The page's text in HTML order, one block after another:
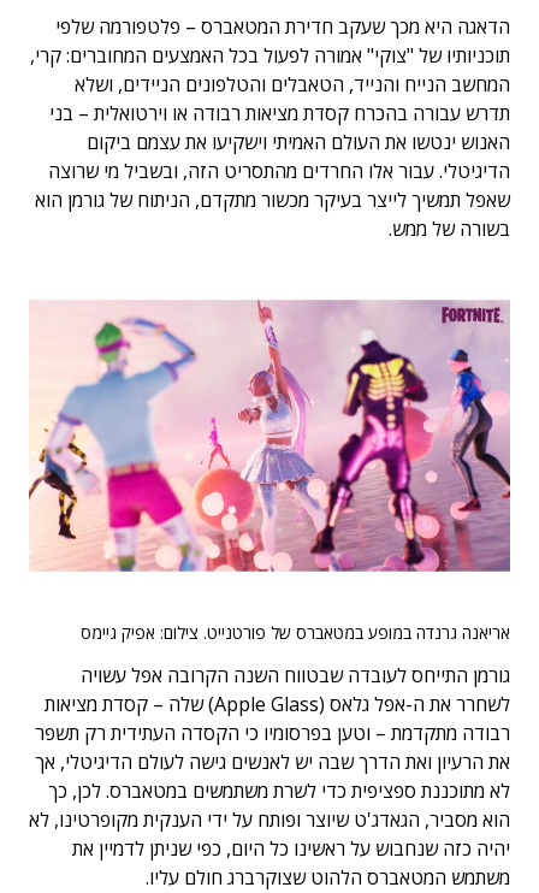
הדאגה היא מכך שעקב חדירת המטאברס – פלטפורמה שלפי
תוכניותיו של "צוקי" אמורה לפעול בכל האמצעים המחוברים: קרי,
המחשב הנייח והנייד, הטאבלים והטלפונים הניידים, ושלא
תדרש עבורה בהכרח קסדת מציאות רבודה או וירטואלית – בני
האנוש ינטשו את העולם האמיתי וישקיעו את עצמם ביקום
הדיגיטלי. עבור אלו החרדים מהתסריט הזה, ובשביל מי שרוצה
שאפל תמשיך לייצר בעיקר מכשור מתקדם, הניתוח של גורמן הוא
בשורה של ממש.
אריאנה גרנדה במופע במטאברס של פורטנייט. צילום: אפיק גיימס
גורמן התייחס לעובדה שבטווח השנה הקרובה אפל עשויה
לשחרר את ה-אפל גלאס (Apple Glass) שלה – קסדת מציאות
רבודה מתקדמת – וטען בפרסומיו כי הקסדה העתידית רק תשפר
את הרעיון ואת הדרך שבה יש לאנשים גישה לעולם הדיגיטלי, אך
לא מתוכננת ספציפית כדי לשרת משתמשים במטאברס. לכן, כך
הוא מסביר, הגאדג'ט שיוצר ופותח על ידי הענקית מקופרטינו, לא
יהיה כזה שנחבוש על ראשינו כל היום, כפי שניתן לדמיין את
משתמש המטאברס הלהוט שצוקרברג חולם עליו.